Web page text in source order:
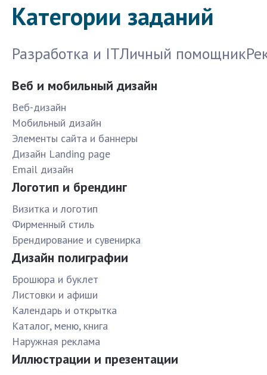
Категории заданий
Разработка и ITЛичный помощник
Веб и мобильный дизайн
Веб-дизайн
Мобильный дизайн
Элементы сайта и баннеры
Дизайн Landing page
Email дизайн
Логотип и брендинг
Визитка и логотип
Фирменный стиль
Брендирование и сувенирка
Дизайн полиграфии
Брошюра и буклет
Листовки и афиши
Календарь и открытка
Каталог, меню, книга
Наружная реклама
Иллюстрации и презентации